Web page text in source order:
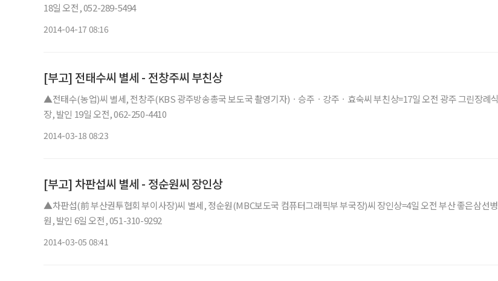
18일 오전, 052-289-5494
2014-04-17 08:16
[부고] 전태수씨 별세 - 전창주씨 부친상
▲전태수(농업)씨 별세, 전창주(KBS 광주방송총국 보도국 촬영기자)ㆍ승주ㆍ강주ㆍ효숙씨 부친상=17일 오전 광주 그린장례식
장, 발인 19일 오전, 062-250-4410
2014-03-18 08:23
[부고] 차판섭씨 별세 - 정순원씨 장인상
▲차판섭(前 부산권투협회 부이사장)씨 별세, 정순원(MBC보도국 컴퓨터그래픽부 부국장)씨 장인상=4일 오전 부산 좋은삼선병
원, 발인 6일 오전, 051-310-9292
2014-03-05 08:41